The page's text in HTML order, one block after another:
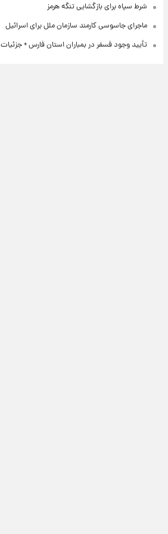
شرط سپاه برای بازگشایی تنگه هرمز
ماجرای جاسوسی کارمند سازمان ملل برای اسرائیل
تأیید وجود فسفر در بمباران استان فارس + جزئیات